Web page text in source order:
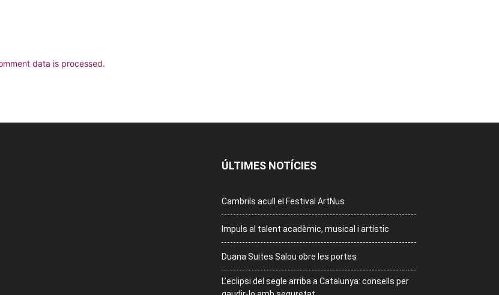
data is processed.
ÚLTIMES NOTÍCIES
Cambrils acull el Festival ArtNus
Impuls al talent acadèmic, musical i artístic
Duana Suites Salou obre les portes
L’eclipsi del segle arriba a Catalunya: consells per